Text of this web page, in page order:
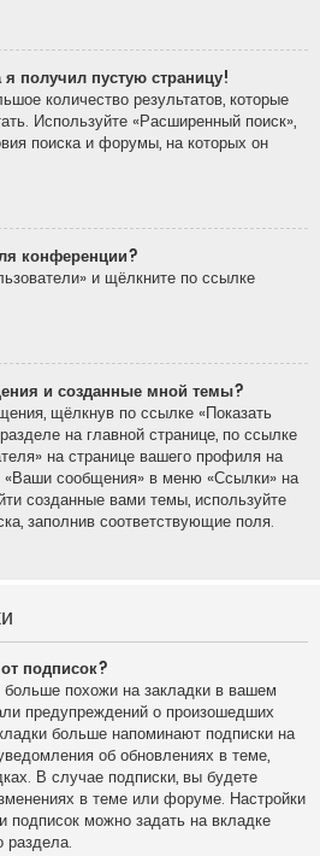
я получил пустую страницу!
количество результатов, которые
Используйте «Расширенный поиск»,
поиска и форумы, на которых он
конференции?
и щёлкните по ссылке
и созданные мной темы?
щёлкнув по ссылке «Показать
на главной странице, по ссылке
на странице вашего профиля на
сообщения» в меню «Ссылки» на
созданные вами темы, используйте
заполнив соответствующие поля.
подписок?
похожи на закладки в вашем
предупреждений о произошедших
больше напоминают подписки на
об обновлениях в теме,
В случае подписки, вы будете
в теме или форуме. Настройки
подписок можно задать на вкладке
раздела.